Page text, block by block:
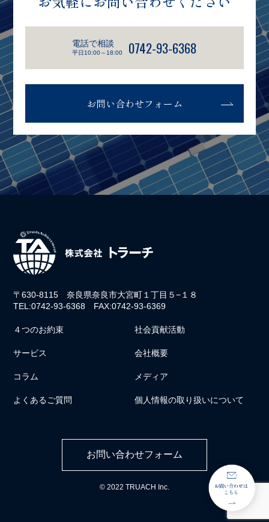
電話で相談
平日10:00～18:00 0742-93-6368
お問い合わせフォーム
〒630-8115 奈良県奈良市大宮町１丁目５−１８
TEL:0742-93-6368 FAX:0742-93-6369
４つのお約束 社会貢献活動
サービス 会社概要
コラム メディア
よくあるご質問 個人情報の取り扱いについて
お問い合わせフォーム
© 2022 TRUACH Inc.